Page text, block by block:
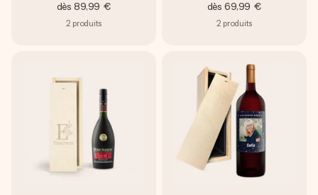
dès 89,99 €
2 produits
dès 69,99 €
2 produits